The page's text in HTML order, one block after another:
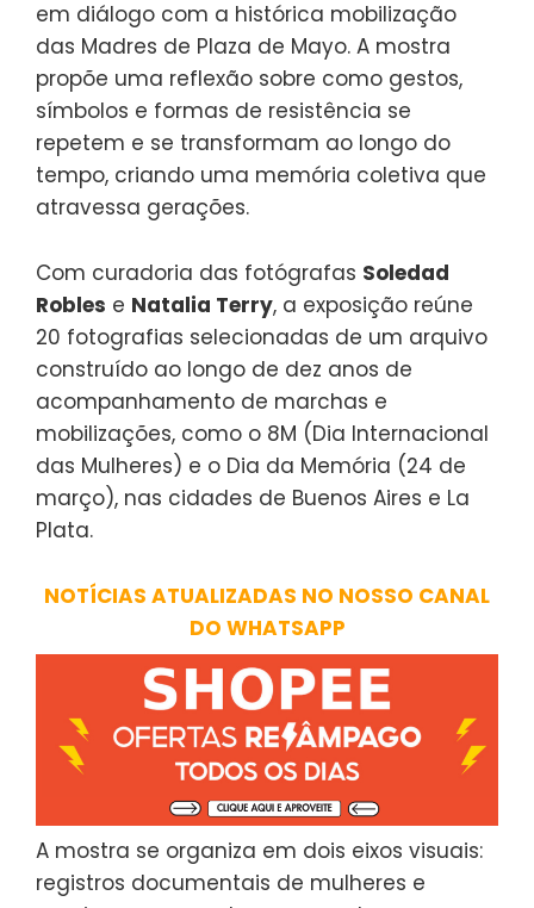
em diálogo com a histórica mobilização
das Madres de Plaza de Mayo. A mostra
propõe uma reflexão sobre como gestos,
símbolos e formas de resistência se
repetem e se transformam ao longo do
tempo, criando uma memória coletiva que
atravessa gerações.
Com curadoria das fotógrafas Soledad
Robles e Natalia Terry, a exposição reúne
20 fotografias selecionadas de um arquivo
construído ao longo de dez anos de
acompanhamento de marchas e
mobilizações, como o 8M (Dia Internacional
das Mulheres) e o Dia da Memória (24 de
março), nas cidades de Buenos Aires e La
Plata.
NOTÍCIAS ATUALIZADAS NO NOSSO CANAL
DO WHATSAPP
A mostra se organiza em dois eixos visuais:
registros documentais de mulheres e